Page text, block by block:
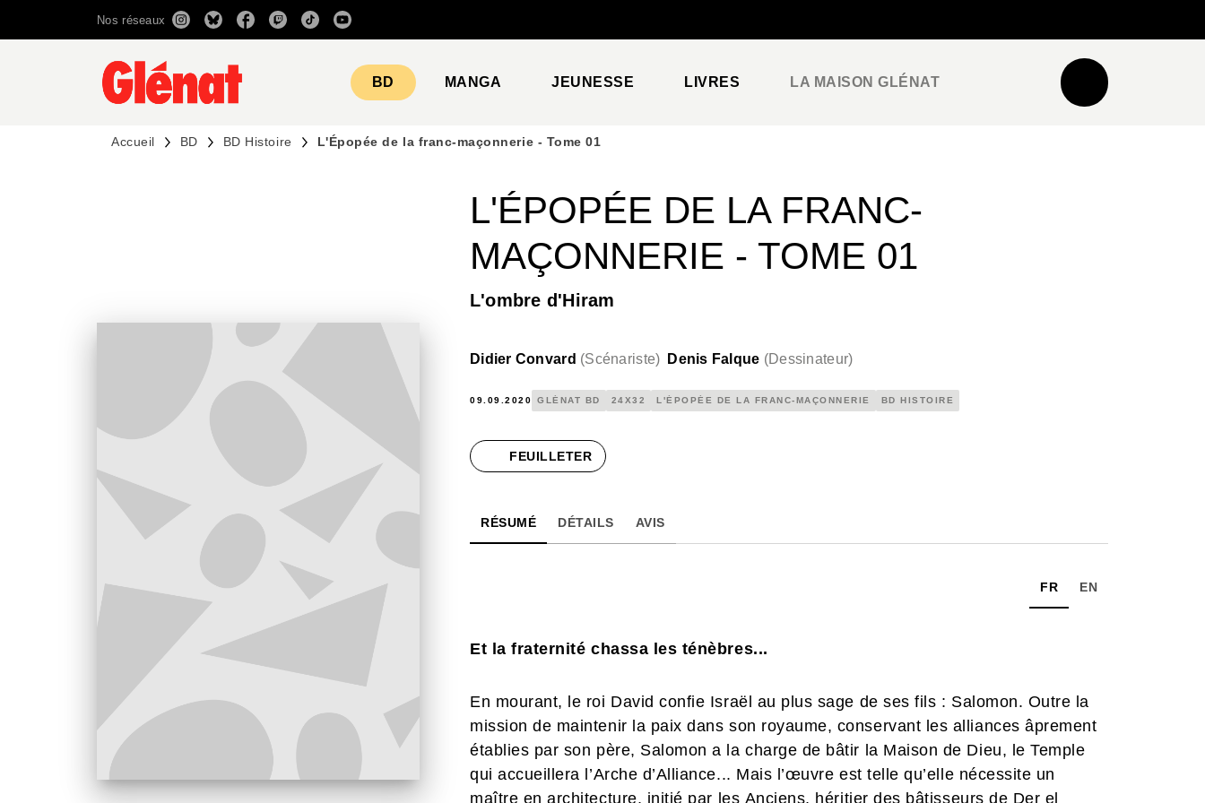
RECHERCHE CONTENU
Nos réseaux
BD MANGA JEUNESSE LIVRES LA MAISON GLÉNAT
Accueil BD BD Histoire L'Épopée de la franc-maçonnerie - Tome 01
L'ÉPOPÉE DE LA FRANC-
MAÇONNERIE - TOME 01
L'ombre d'Hiram
Didier Convard (Scénariste) Denis Falque (Dessinateur)
09.09.2020 GLÉNAT BD 24X32 L'ÉPOPÉE DE LA FRANC-MAÇONNERIE BD HISTOIRE
FEUILLETER
RÉSUMÉ DÉTAILS AVIS
FR EN
Et la fraternité chassa les ténèbres...
En mourant, le roi David confie Israël au plus sage de ses fils : Salomon. Outre la
mission de maintenir la paix dans son royaume, conservant les alliances âprement
établies par son père, Salomon a la charge de bâtir la Maison de Dieu, le Temple
qui accueillera l’Arche d’Alliance... Mais l’œuvre est telle qu’elle nécessite un
maître en architecture, initié par les Anciens, héritier des bâtisseurs de Der el